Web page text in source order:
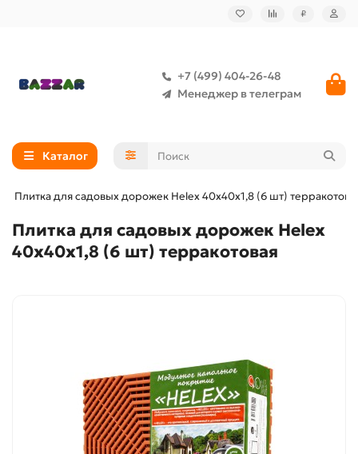
₽
+7 (499) 404-26-48
Менеджер в телеграм
Каталог
Плитка для садовых дорожек Helex 40х40х1,8 (6 шт)
Плитка для садовых дорожек Helex
40х40х1,8 (6 шт) терракотовая